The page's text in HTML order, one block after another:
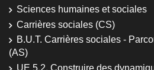
Sciences humaines et sociales
Carrières sociales (CS)
B.U.T. Carrières sociales -
(AS)
UE 5.2. Construire des